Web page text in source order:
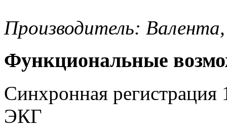
Производитель:
Функциональные
Синхронная
ЭКГ